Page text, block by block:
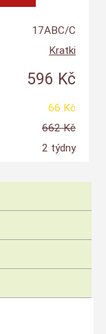
17ABC/C
Kratki
596 Kč
66 Kč
662 Kč
2 týdny